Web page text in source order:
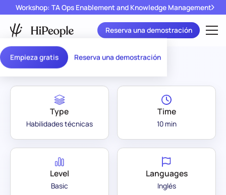
Empieza gratis Reserva una demostración
Workshop: TA Ops Enablement and Knowledge Management
Reserva una demostración
Assessment Library
Type
Habilidades técnicas
Time
10 min
Level
Basic
Languages
Inglés